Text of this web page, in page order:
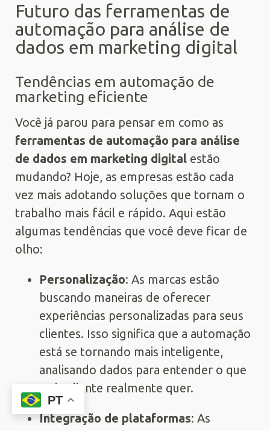
Futuro das ferramentas de
automação para análise de
dados em marketing digital
Tendências em automação de
marketing eficiente
Você já parou para pensar em como as
ferramentas de automação para análise
de dados em marketing digital estão
mudando? Hoje, as empresas estão cada
vez mais adotando soluções que tornam o
trabalho mais fácil e rápido. Aqui estão
algumas tendências que você deve ficar de
olho:
Personalização: As marcas estão
buscando maneiras de oferecer
experiências personalizadas para seus
clientes. Isso significa que a automação
está se tornando mais inteligente,
analisando dados para entender o que
cada cliente realmente quer.
Integração de plataformas: As
PT